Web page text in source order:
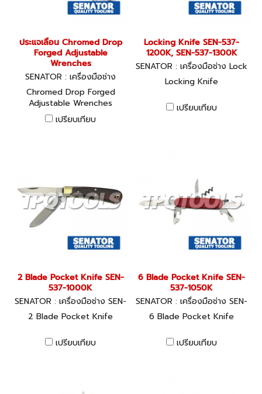
ประแจเลื่อน Chromed Drop
Forged Adjustable
Wrenches
SENATOR : เครื่องมือช่าง
Chromed Drop Forged
Adjustable Wrenches
เปรียบเทียบ
Locking Knife SEN-537-
1200K, SEN-537-1300K
SENATOR : เครื่องมือช่าง Lock
ing Knife
Locking Knife
เปรียบเทียบ
2 Blade Pocket Knife SEN-
537-1000K
SENATOR : เครื่องมือช่าง SEN-
537-1000K
2 Blade Pocket Knife
เปรียบเทียบ
6 Blade Pocket Knife SEN-
537-1050K
SENATOR : เครื่องมือช่าง SEN-
537-1050K
6 Blade Pocket Knife
เปรียบเทียบ